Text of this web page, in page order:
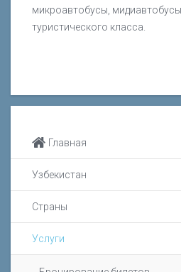
микроавтобусы,
туристического класса.
Главная
Узбекистан
Страны
Услуги